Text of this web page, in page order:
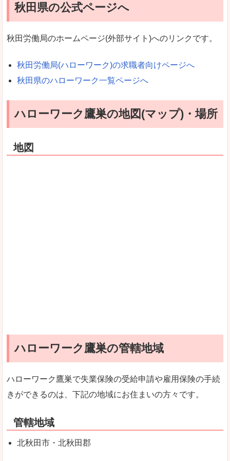
秋田県の公式ページへ
秋田労働局のホームページ(外部サイト)へのリンクです。
秋田労働局(ハローワーク)の求職者向けページへ
秋田県のハローワーク一覧ページへ
ハローワーク鷹巣の地図(マップ)・場所
地図
ハローワーク鷹巣の管轄地域
ハローワーク鷹巣で失業保険の受給申請や雇用保険の手続
きができるのは、下記の地域にお住まいの方々です。
管轄地域
北秋田市・北秋田郡